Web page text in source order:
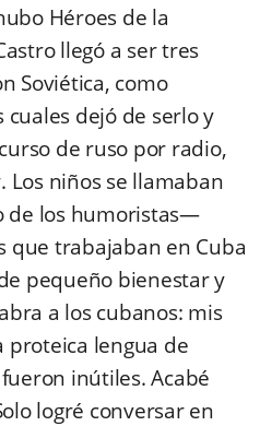
Héroes de la
llegó a ser tres
Soviética, como
dejó de serlo y
de ruso por radio,
niños se llamaban
de los humoristas—
que trabajaban en Cuba
pequeño bienestar y
a los cubanos: mis
proteica lengua de
inútiles. Acabé
logré conversar en